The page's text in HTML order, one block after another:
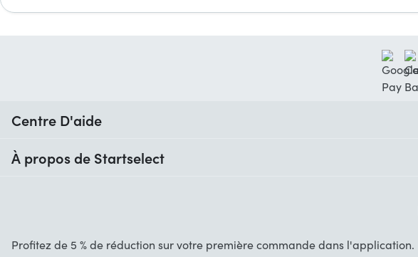
Centre D'aide
Aide avec les codes
À propos de Startselect
Startselect App
Profitez de 5 % de réduction sur votre première commande dans l'application.